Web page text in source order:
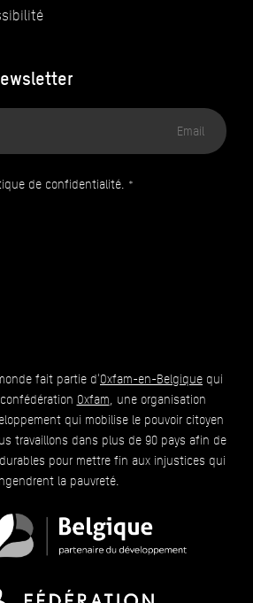
de confidentialité. *
fait partie d'Oxfam-en-Belgique qui
Oxfam, une organisation
qui mobilise le pouvoir citoyen
travaillons dans plus de 90 pays afin de
pour mettre fin aux injustices qui
la pauvreté.